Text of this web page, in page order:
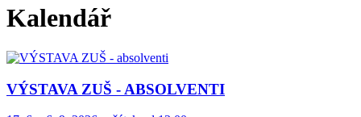
Kalendář
VÝSTAVA ZUŠ - ABSOLVENTI